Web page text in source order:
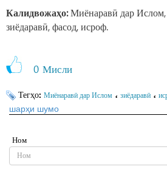
Калидвожаҳо:Миёнаравӣ дар Ислом,
зиёдаравӣ, фасод, исроф.
0 Мисли
Тегҳо: Миёнаравӣ дар Ислом ، зиёдаравӣ ،
шарҳи шумо
Ном